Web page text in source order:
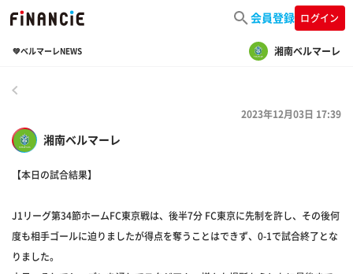
会員登録 ログイン
💚ベルマーレNEWS 湘南ベルマーレ
湘南ベルマーレ
2023年12月03日 17:39
【本日の試合結果】
J1リーグ第34節ホームFC東京戦は、後半7分 FC東京に先制を許し、その後何
度も相手ゴールに迫りましたが得点を奪うことはできず、0-1で試合終了とな
りました。